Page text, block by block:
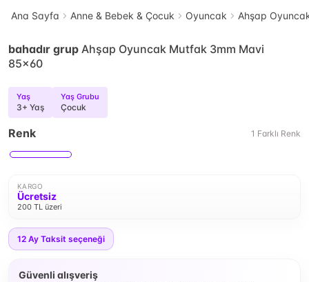
Ana Sayfa Anne & Bebek & Çocuk Oyuncak Ahşap
bahadır grup Ahşap Oyuncak Mutfak 3mm Mavi
85x60
Yaş
3+ Yaş
Yaş Grubu
Çocuk
Renk 1 Farklı Renk
KARGO
Ücretsiz
200 TL üzeri
12 Ay Taksit seçeneği
Güvenli alışveriş